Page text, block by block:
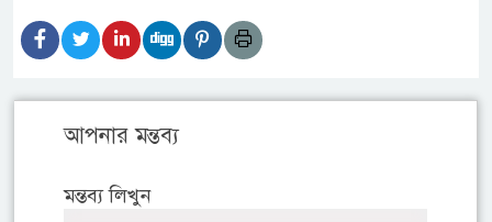
আপনার মন্তব্য
মন্তব্য লিখুন